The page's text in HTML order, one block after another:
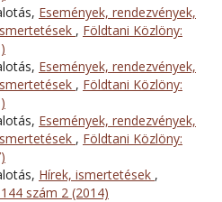
Események, rendezvények,
, Földtani Közlöny:
Események, rendezvények,
, Földtani Közlöny:
Események, rendezvények,
, Földtani Közlöny:
Hírek, ismertetések ,
szám 2 (2014)